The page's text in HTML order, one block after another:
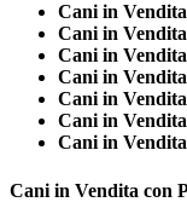
Cani in
Cani in
Cani in
Cani in
Cani in
Cani in
Cani in
Cani in Vendita con